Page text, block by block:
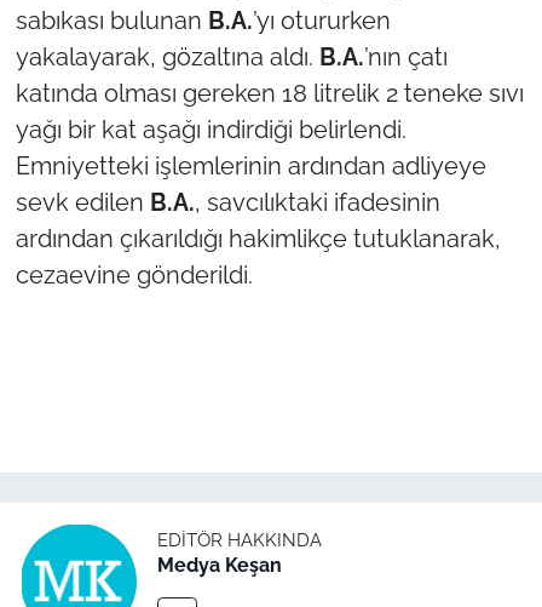
sabıkası bulunan B.A.’yı otururken
yakalayarak, gözaltına aldı. B.A.’nın çatı
katında olması gereken 18 litrelik 2 teneke sıvı
yağı bir kat aşağı indirdiği belirlendi.
Emniyetteki işlemlerinin ardından adliyeye
sevk edilen B.A., savcılıktaki ifadesinin
ardından çıkarıldığı hakimlikçe tutuklanarak,
cezaevine gönderildi.
EDITÖR HAKKINDA
Medya Keşan
Güvenlik
Genel
Politika
Flaş Haber
Bilim Teknoloji
English News